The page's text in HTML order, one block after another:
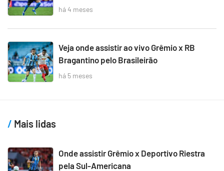
há 4 meses
Veja onde assistir ao vivo Grêmio x RB
Bragantino pelo Brasileirão
há 5 meses
Mais lidas
Onde assistir Grêmio x Deportivo Riestra
pela Sul-Americana